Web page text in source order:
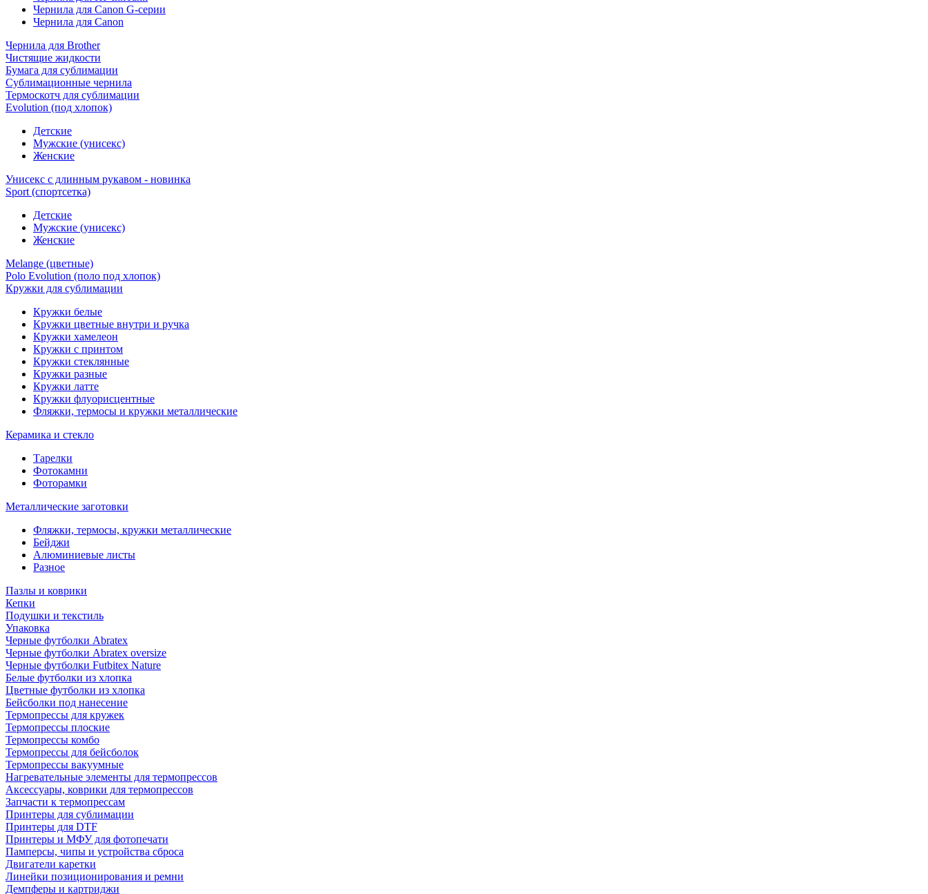
Чернила для Canon G-серии
Чернила для Canon
Чернила для Brother
Чистящие жидкости
Бумага для сублимации
Сублимационные чернила
Термоскотч для сублимации
Evolution (под хлопок)
Детские
Мужские (унисекс)
Женские
Унисекс с длинным рукавом - новинка
Sport (спортсетка)
Детские
Мужские (унисекс)
Женские
Melange (цветные)
Polo Evolution (поло под хлопок)
Кружки для сублимации
Кружки белые
Кружки цветные внутри и ручка
Кружки хамелеон
Кружки c принтом
Кружки стеклянные
Кружки разные
Кружки латте
Кружки флуорисцентные
Фляжки, термосы и кружки металлические
Керамика и стекло
Тарелки
Фотокамни
Фоторамки
Металлические заготовки
Фляжки, термосы, кружки металлические
Бейджи
Алюминиевые листы
Разное
Пазлы и коврики
Кепки
Подушки и текстиль
Упаковка
Черные футболки Abratex
Черные футболки Abratex oversize
Черные футболки Futbitex Nature
Белые футболки из хлопка
Цветные футболки из хлопка
Бейсболки под нанесение
Термопрессы для кружек
Термопрессы плоские
Термопрессы комбо
Термопрессы для бейсболок
Термопрессы вакуумные
Нагревательные элементы для термопрессов
Аксессуары, коврики для термопрессов
Запчасти к термопрессам
Принтеры для сублимации
Принтеры для DTF
Принтеры и МФУ для фотопечати
Памперсы, чипы и устройства сброса
Двигатели каретки
Линейки позиционирования и ремни
Демпферы и картриджи